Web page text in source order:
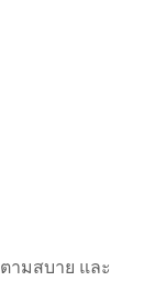
ามสบาย และ